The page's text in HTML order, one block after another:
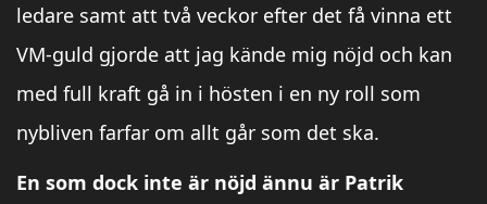
ledare samt att två veckor efter det få vinna ett
VM-guld gjorde att jag kände mig nöjd och kan
med full kraft gå in i hösten i en ny roll som
nybliven farfar om allt går som det ska.
En som dock inte är nöjd ännu är Patrik